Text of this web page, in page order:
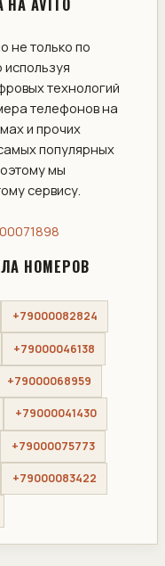
AVITO
не только по
технологий
телефонов на
и прочих
популярных
мы
сервису.
НОМЕРОВ
+79000082824
+79000046138
+79000068959
+79000041430
+79000075773
+79000083422